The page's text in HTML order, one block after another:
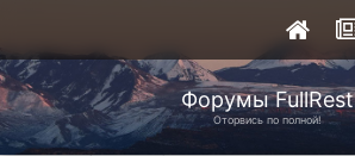
Форумы FullRest
Оторвись по полной!